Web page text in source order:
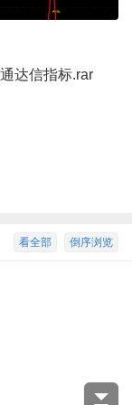
达信指标.rar
倒序浏览
看全部